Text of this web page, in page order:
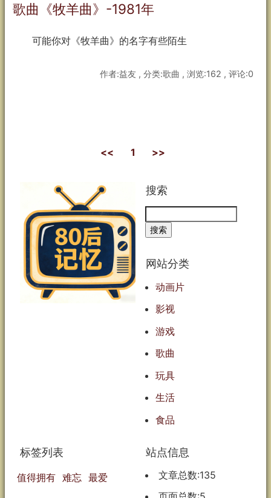
歌曲《牧羊曲》-1981年
可能你对《牧羊曲》的名字有些陌生
作者:益友 , 分类:歌曲 , 浏览:162 , 评论:0
<< 1 >>
搜索
网站分类
动画片
影视
游戏
歌曲
玩具
生活
食品
标签列表
值得拥有 难忘 最爱
站点信息
文章总数:135